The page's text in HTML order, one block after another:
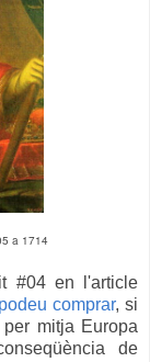
a 1714
#04 en l'article
podeu comprar, si
mitja Europa
de